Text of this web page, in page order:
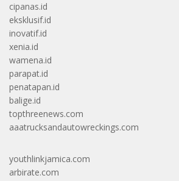
cipanas.id
eksklusif.id
inovatif.id
xenia.id
wamena.id
parapat.id
penatapan.id
balige.id
topthreenews.com
aaatrucksandautowreckings.com
youthlinkjamica.com
arbirate.com